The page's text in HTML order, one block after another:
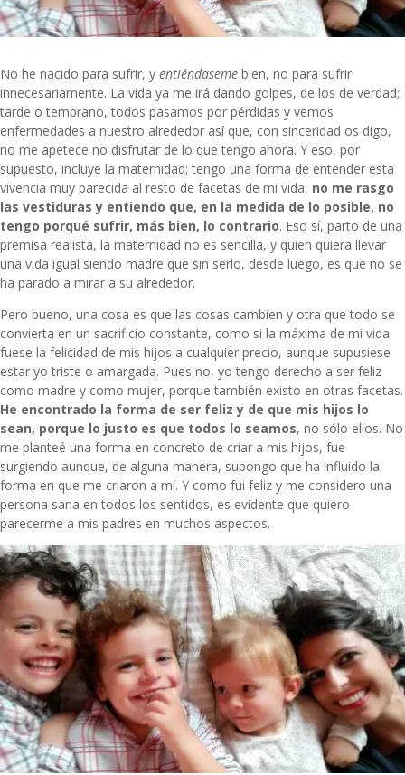
No he nacido para sufrir, y entiéndaseme bien, no para sufrir
innecesariamente. La vida ya me irá dando golpes, de los de verdad;
tarde o temprano, todos pasamos por pérdidas y vemos
enfermedades a nuestro alrededor así que, con sinceridad os digo,
no me apetece no disfrutar de lo que tengo ahora. Y eso, por
supuesto, incluye la maternidad; tengo una forma de entender esta
vivencia muy parecida al resto de facetas de mi vida, no me rasgo
las vestiduras y entiendo que, en la medida de lo posible, no
tengo porqué sufrir, más bien, lo contrario. Eso sí, parto de una
premisa realista, la maternidad no es sencilla, y quien quiera llevar
una vida igual siendo madre que sin serlo, desde luego, es que no se
ha parado a mirar a su alrededor.
Pero bueno, una cosa es que las cosas cambien y otra que todo se
convierta en un sacrificio constante, como si la máxima de mi vida
fuese la felicidad de mis hijos a cualquier precio, aunque supusiese
estar yo triste o amargada. Pues no, yo tengo derecho a ser feliz
como madre y como mujer, porque también existo en otras facetas.
He encontrado la forma de ser feliz y de que mis hijos lo
sean, porque lo justo es que todos lo seamos, no sólo ellos. No
me planteé una forma en concreto de criar a mis hijos, fue
surgiendo aunque, de alguna manera, supongo que ha influido la
forma en que me criaron a mí. Y como fui feliz y me considero una
persona sana en todos los sentidos, es evidente que quiero
parecerme a mis padres en muchos aspectos.